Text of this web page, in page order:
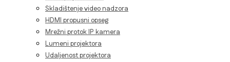
Skladištenje video nadzora
HDMI propusni opseg
Mrežni protok IP kamera
Lumeni projektora
Udaljenost projektora